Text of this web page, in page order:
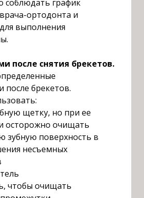
соблюдать график
ортодонта и
выполнения
после снятия брекетов.
после брекетов.
щетку, но при ее
осторожно очищать
зубную поверхность в
несъемных
чтобы очищать